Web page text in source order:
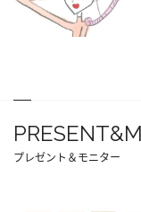
プレゼント＆モニター